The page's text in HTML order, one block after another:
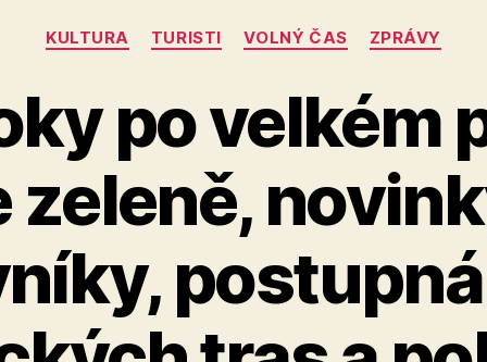
Rubriky
KULTURA TURISTI VOLNÝ ČAS ZPRÁVY
po velkém
zeleně,